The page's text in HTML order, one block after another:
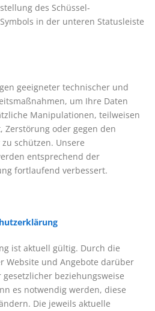
des Schüssel-
in der unteren Statusleiste
geeigneter technischer und
um Ihre Daten
Manipulationen, teilweisen
Zerstörung oder gegen den
schützen. Unsere
entsprechend der
fortlaufend verbessert.
ist aktuell gültig. Durch die
Website und Angebote darüber
beziehungsweise
es notwendig werden, diese
Die jeweils aktuelle